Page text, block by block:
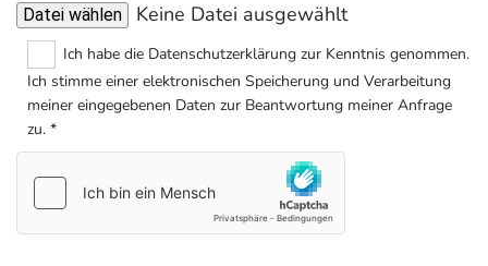
Datei wählen Keine Datei ausgewählt
Ich habe die Datenschutzerklärung zur Kenntnis genommen.
Ich stimme einer elektronischen Speicherung und Verarbeitung
meiner eingegebenen Daten zur Beantwortung meiner Anfrage
zu. *